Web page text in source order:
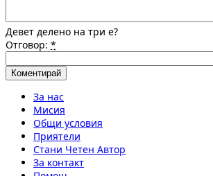
Девет делено на три е?
Отговор: *
За нас
Мисия
Общи условия
Приятели
Стани Четен Автор
За контакт